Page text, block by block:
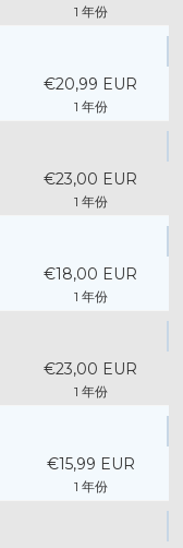
1 年份
€20,99 EUR
1 年份
€23,00 EUR
1 年份
€18,00 EUR
1 年份
€23,00 EUR
1 年份
€15,99 EUR
1 年份